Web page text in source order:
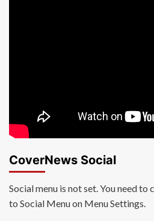
CoverNews Social
Social menu is not set. You need to
to Social Menu on Menu Settings.